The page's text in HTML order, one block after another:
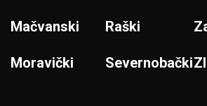
Mačvanski
Moravički
Raški
Severnobački